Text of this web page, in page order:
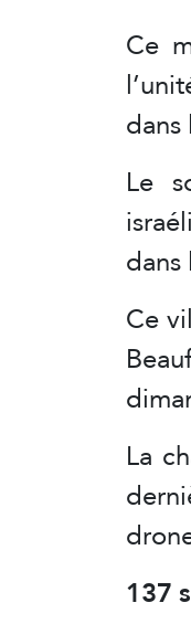
Ce
Le
Ce
La
137